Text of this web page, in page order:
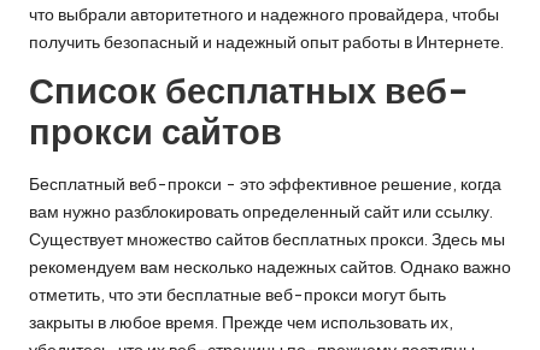
что выбрали авторитетного и надежного провайдера, чтобы
получить безопасный и надежный опыт работы в Интернете.
Список бесплатных веб-
прокси сайтов
Бесплатный веб-прокси - это эффективное решение, когда
вам нужно разблокировать определенный сайт или ссылку.
Существует множество сайтов бесплатных прокси. Здесь мы
рекомендуем вам несколько надежных сайтов. Однако важно
отметить, что эти бесплатные веб-прокси могут быть
закрыты в любое время. Прежде чем использовать их,